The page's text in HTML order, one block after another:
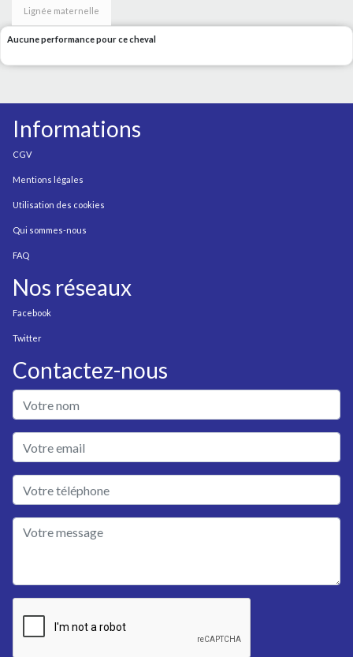
Lignée maternelle
Aucune performance pour ce cheval
Informations
CGV
Mentions légales
Utilisation des cookies
Qui sommes-nous
FAQ
Nos réseaux
Facebook
Twitter
Contactez-nous